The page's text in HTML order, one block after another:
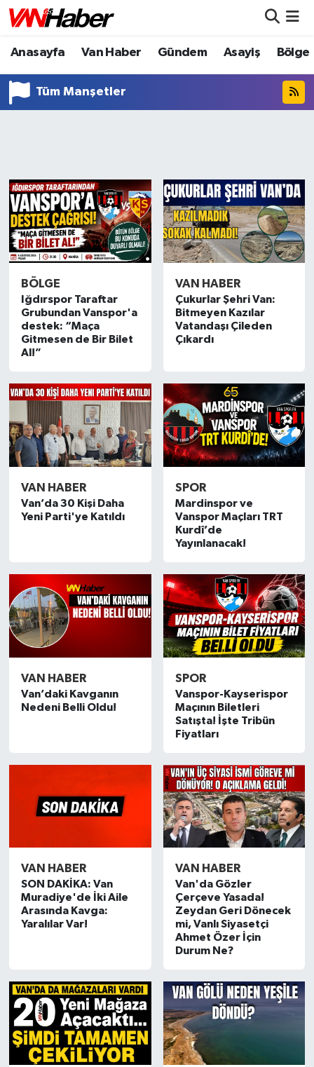
Anasayfa Van Haber Gündem Asayiş Bölge
Tüm Manşetler
BÖLGE
Iğdırspor Taraftar
Grubundan Vanspor'a
destek: “Maça
Gitmesen de Bir Bilet
Al!”
VAN HABER
Çukurlar Şehri Van:
Bitmeyen Kazılar
Vatandaşı Çileden
Çıkardı
VAN HABER
Van’da 30 Kişi Daha
Yeni Parti'ye Katıldı
SPOR
Mardinspor ve
Vanspor Maçları TRT
Kurdî’de
Yayınlanacak!
VAN HABER
Van’daki Kavganın
Nedeni Belli Oldu!
SPOR
Vanspor-Kayserispor
Maçının Biletleri
Satışta! İşte Tribün
Fiyatları
VAN HABER
SON DAKİKA: Van
Muradiye'de İki Aile
Arasında Kavga:
Yaralılar Var!
VAN HABER
Van'da Gözler
Çerçeve Yasada!
Zeydan Geri Dönecek
mi, Vanlı Siyasetçi
Ahmet Özer İçin
Durum Ne?
Nöbetçi Eczaneler
Hava Durumu
Tüm Manşetler
Son Dakika Haberleri